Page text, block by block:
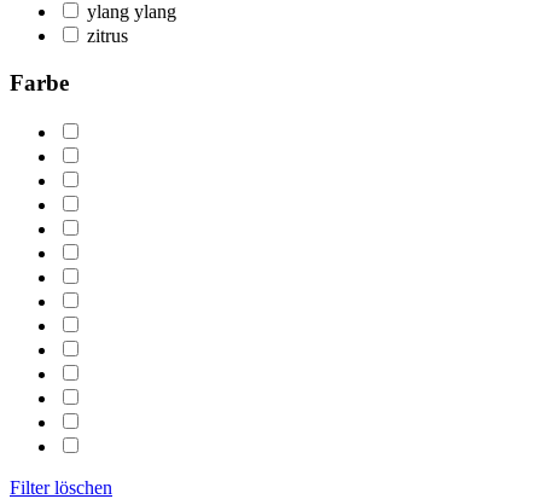
ylang ylang
zitrus
Farbe
Filter löschen